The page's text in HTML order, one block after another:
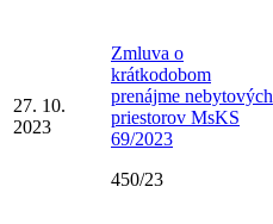
27. 10.
2023
Zmluva o
krátkodobom
prenájme nebytových
priestorov MsKS
69/2023
450/23